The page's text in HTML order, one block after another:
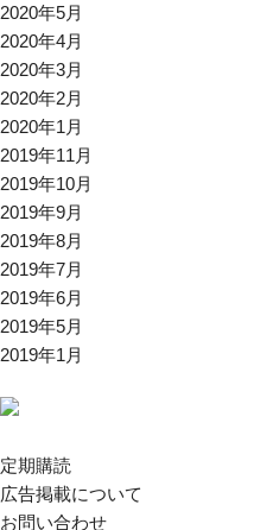
2020年5月
2020年4月
2020年3月
2020年2月
2020年1月
2019年11月
2019年10月
2019年9月
2019年8月
2019年7月
2019年6月
2019年5月
2019年1月
定期購読
広告掲載について
お問い合わせ